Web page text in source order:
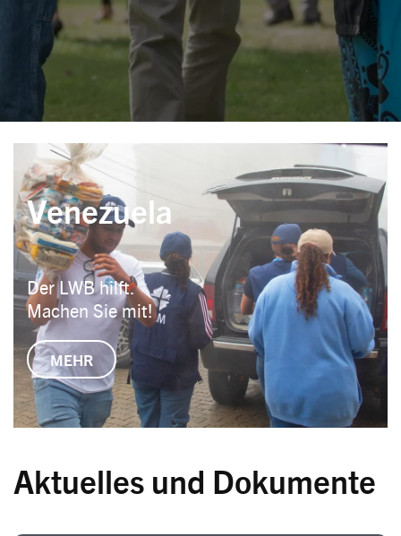
Venezuela
Der LWB hilft.
Machen Sie mit!
MEHR
Aktuelles und Dokumente